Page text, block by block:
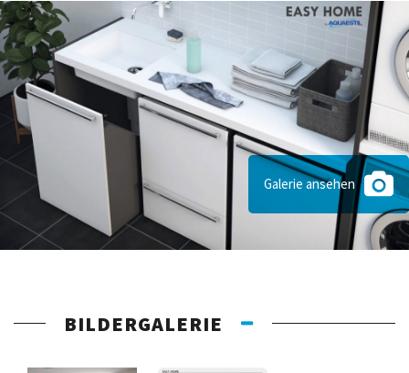
Galerie ansehen
BILDERGALERIE